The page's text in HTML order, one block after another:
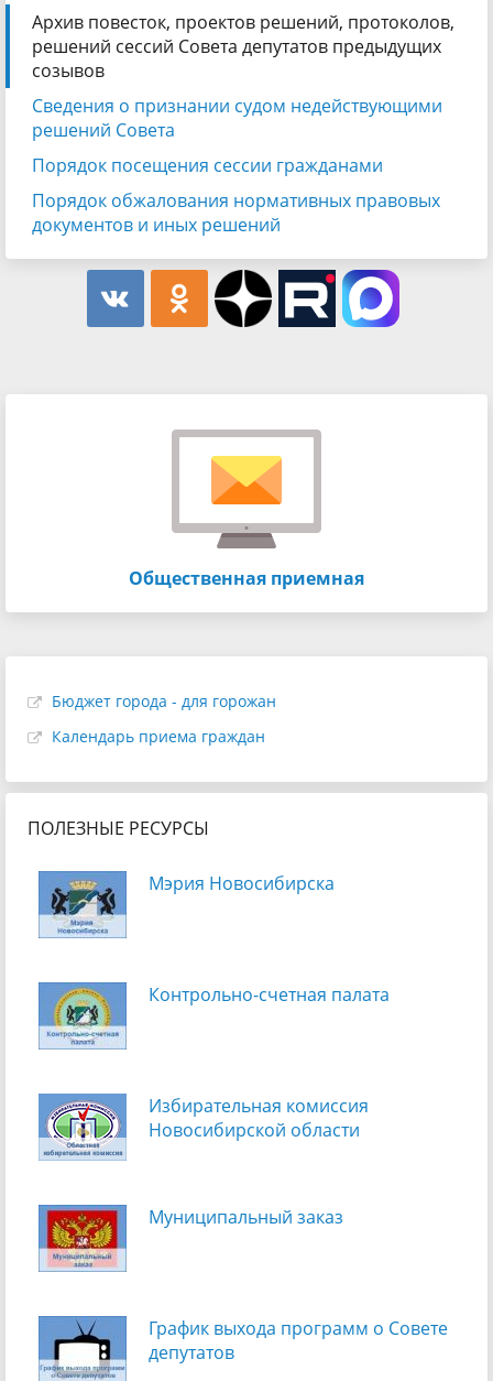
Архив повесток, проектов решений, протоколов,
решений сессий Совета депутатов предыдущих
созывов
Сведения о признании судом недействующими
решений Совета
Порядок посещения сессии гражданами
Порядок обжалования нормативных правовых
документов и иных решений
Общественная приемная
Бюджет города - для горожан
Календарь приема граждан
ПОЛЕЗНЫЕ РЕСУРСЫ
Мэрия Новосибирска
Контрольно-счетная палата
Избирательная комиссия
Новосибирской области
Муниципальный заказ
График выхода программ о Cовете
депутатов